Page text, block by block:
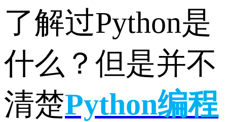
了解过Python是
什么？但是并不
清楚Python编程